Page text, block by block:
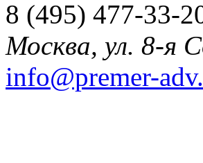
8 (495) 477-33-
Москва, ул. 8-я
info@premer-